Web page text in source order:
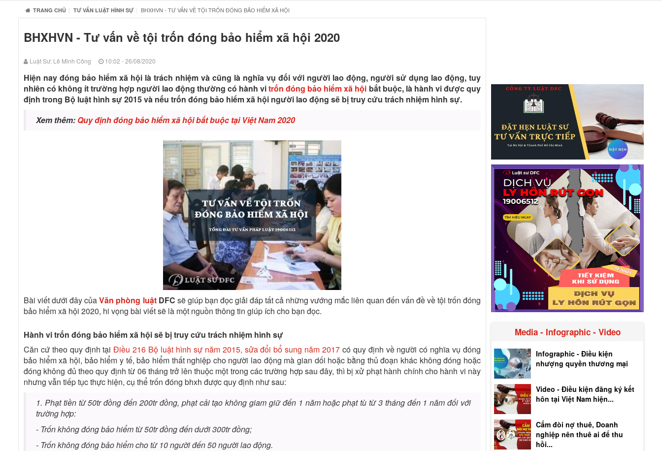
TRANG CHỦ TƯ VẤN LUẬT HÌNH SỰ BHXHVN - TƯ VẤN VỀ TỘI TRỐN ĐÓNG BẢO HIỂM XÃ HỘI
BHXHVN - Tư vấn về tội trốn đóng bảo hiểm xã hội 2020
Luật Sư: Lê Minh Công 10:02 - 26/08/2020
Hiện nay đóng bảo hiểm xã hội là trách nhiệm và cũng là nghĩa vụ đối với người lao động, người sử dụng lao động, tuy
nhiên có không ít trường hợp người lao động thường có hành vitrốn đóng bảo hiểm xã hội bắt buộc, là hành vi được quy
định trong Bộ luật hình sự 2015 và nếu trốn đóng bảo hiểm xã hội người lao động sẽ bị truy cứu trách nhiệm hình sự.
Xem thêm: Quy định đóng bảo hiểm xã hội bắt buộc tại Việt Nam 2020
Bài viết dưới đây củaVăn phòng luậtDFC sẽ giúp bạn đọc giải đáp tất cả những vướng mắc liên quan đến vấn đề về tội trốn đóng
bảo hiểm xã hội 2020, hi vọng bài viết sẽ là một nguồn thông tin giúp ích cho bạn đọc.
Hành vi trốn đóng bảo hiểm xã hội sẽ bị truy cứu trách nhiệm hình sự
Căn cứ theo quy định tạiĐiều 216 Bộ luật hình sự năm 2015, sửa đổi bổ sung năm 2017có quy định về người có nghĩa vụ đóng
bảo hiểm xã hội, bảo hiểm y tế, bảo hiểm thất nghiệp cho người lao động mà gian dối hoặc bằng thủ đoạn khác không đóng hoặc
đóng không đủ theo quy định từ 06 tháng trở lên thuộc một trong các trường hợp sau đây, thì bị xử phạt hành chính cho hành vi này
nhưng vẫn tiếp tục thực hiện, cụ thểtrốn đóng bhxh được quy định như sau:
1. Phạt tiền từ 50tr đồng đến 200tr đồng, phạt cải tạo không giam giữ đến 1 năm hoặc phạt tù từ 3 tháng đến 1 năm đối với
trường hợp:
- Trốn không đóng bảo hiểm từ 50tr đồng đến dưới 300tr đồng;
- Trốn không đóng bảo hiểm cho từ 10 người đến 50 người lao động.
Media - Infographic - Video
Infographic - Điều kiện
nhượng quyền thương mại
Video - Điều kiện đăng ký kết
hôn tại Việt Nam hiện...
Cấm đòi nợ thuê, Doanh
nghiệp nên thuê ai để thu
hồi...